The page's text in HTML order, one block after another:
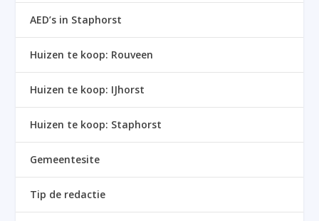
AED’s in Staphorst
Huizen te koop: Rouveen
Huizen te koop: IJhorst
Huizen te koop: Staphorst
Gemeentesite
Tip de redactie